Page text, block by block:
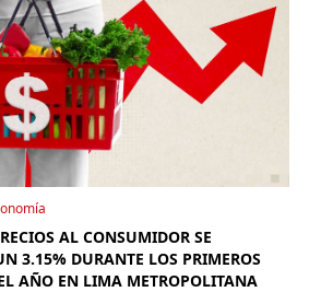
AL CONSUMIDOR SE
3.15% DURANTE LOS PRIMEROS
AÑO EN LIMA METROPOLITANA